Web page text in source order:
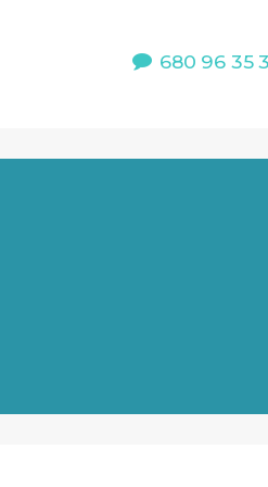
680 96 35